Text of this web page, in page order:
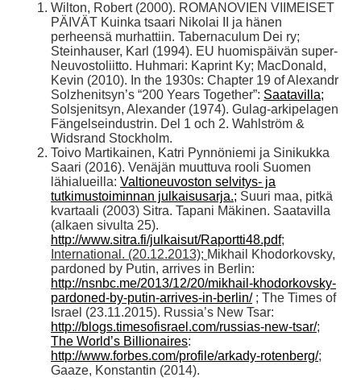
Wilton, Robert (2000). ROMANOVIEN VIIMEISET
PÄIVÄT Kuinka tsaari Nikolai II ja hänen
perheensä murhattiin. Tabernaculum Dei ry;
Steinhauser, Karl (1994). EU huomispäivän super-
Neuvostoliitto. Huhmari: Kaprint Ky; MacDonald,
Kevin (2010). In the 1930s: Chapter 19 of Alexandr
Solzhenitsyn’s “200 Years Together”: Saatavilla;
Solsjenitsyn, Alexander (1974). Gulag-arkipelagen
Fängelseindustrin. Del 1 och 2. Wahlström &
Widsrand Stockholm.
Toivo Martikainen, Katri Pynnöniemi ja Sinikukka
Saari (2016). Venäjän muuttuva rooli Suomen
lähialueilla: Valtioneuvoston selvitys- ja
tutkimustoiminnan julkaisusarja.; Suuri maa, pitkä
kvartaali (2003) Sitra. Tapani Mäkinen. Saatavilla
(alkaen sivulta 25).
http://www.sitra.fi/julkaisut/Raportti48.pdf;
International. (20.12.2013); Mikhail Khodorkovsky,
pardoned by Putin, arrives in Berlin:
http://nsnbc.me/2013/12/20/mikhail-khodorkovsky-
pardoned-by-putin-arrives-in-berlin/; The Times of
Israel (23.11.2015). Russia’s New Tsar:
http://blogs.timesofisrael.com/russias-new-tsar/;
The World’s Billionaires:
http://www.forbes.com/profile/arkady-rotenberg/;
Gaaze, Konstantin (2014).